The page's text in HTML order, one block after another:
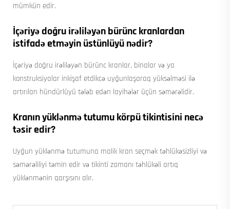
mümkün edir.
İçəriyə doğru irəliləyən bürünc kranlardan
istifadə etməyin üstünlüyü nədir?
İçəriyə doğru irəliləyən bürünc kranlar, binalar və ya
konstruksiyalar inkişaf etdikcə uyğunlaşaraq yüksəlməsi ilə
artırılan hündürlüyü tələb edən layihələr üçün səmərəlidir.
Kranın yüklənmə tutumu körpü tikintisini necə
təsir edir?
Uyğun yüklənmə tutumuna malik kran seçmək təhlükəsizliyi və
səmərəliliyi təmin edir və tikinti zamanı təhlükəli artıq
yüklənmənin qarşısını alır.